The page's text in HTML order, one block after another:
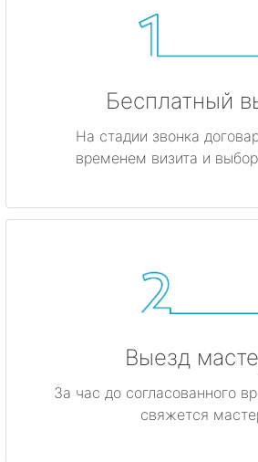
Бесплатный
На стадии звонка
временем визита и
Выезд
За час до согласованного
свяжется